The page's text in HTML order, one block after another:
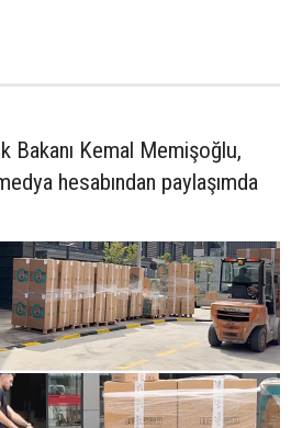
Bakanı Kemal Memişoğlu,
hesabından paylaşımda